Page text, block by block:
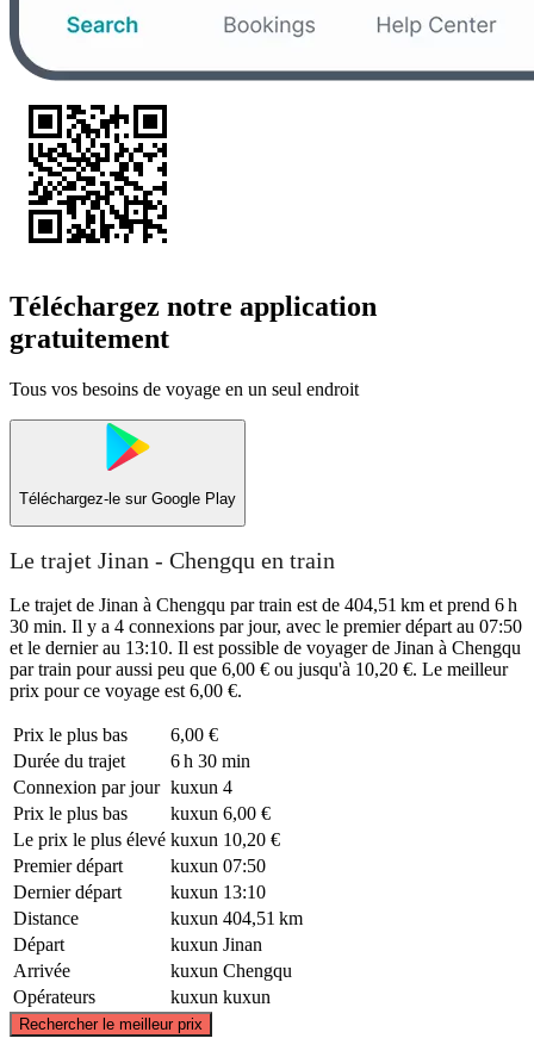
Téléchargez notre application
gratuitement
Tous vos besoins de voyage en un seul endroit
Téléchargez-le sur Google Play
Le trajet Jinan - Chengqu en train
Le trajet de Jinan à Chengqu par train est de 404,51 km et prend 6 h
30 min. Il y a 4 connexions par jour, avec le premier départ au 07:50
et le dernier au 13:10. Il est possible de voyager de Jinan à Chengqu
par train pour aussi peu que 6,00 € ou jusqu'à 10,20 €. Le meilleur
prix pour ce voyage est 6,00 €.
Prix ​​le plus bas
6,00 €
Durée du trajet
6 h 30 min
Connexion par jour kuxun 4
Prix ​​le plus bas
kuxun 6,00 €
Le prix le plus élevé kuxun 10,20 €
Premier départ
kuxun 07:50
Dernier départ
kuxun 13:10
Distance
kuxun 404,51 km
Départ
kuxun Jinan
Arrivée
kuxun Chengqu
Opérateurs
kuxun kuxun
Rechercher le meilleur prix